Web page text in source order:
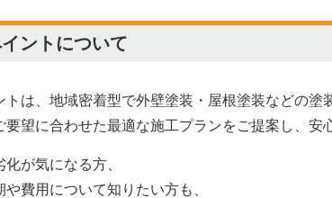
ントについて
トは、地域密着型で外壁塗装・屋根塗装などの塗
要望に合わせた最適な施工プランをご提案し、安
が気になる方、
費用について知りたい方も、